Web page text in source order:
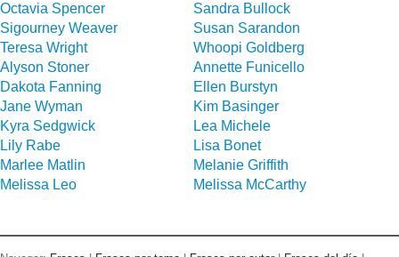
Octavia Spencer
Sandra Bullock
Sigourney Weaver
Susan Sarandon
Teresa Wright
Whoopi Goldberg
Alyson Stoner
Annette Funicello
Dakota Fanning
Ellen Burstyn
Jane Wyman
Kim Basinger
Kyra Sedgwick
Lea Michele
Lily Rabe
Lisa Bonet
Marlee Matlin
Melanie Griffith
Melissa Leo
Melissa McCarthy